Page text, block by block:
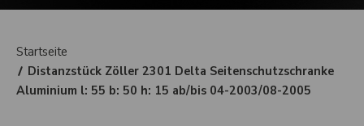
Startseite
Distanzstück Zöller 2301 Delta Seitenschutzschranke
Aluminium l: 55 b: 50 h: 15 ab/bis 04-2003/08-2005